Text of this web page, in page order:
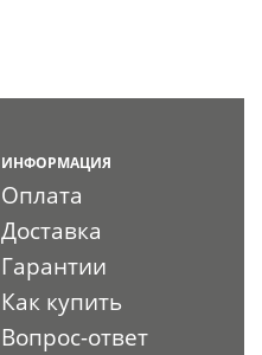
ИНФОРМАЦИЯ
Оплата
Доставка
Гарантии
Как купить
Вопрос-ответ